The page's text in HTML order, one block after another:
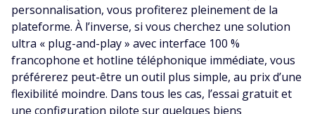
personnalisation, vous profiterez pleinement de la
plateforme. À l’inverse, si vous cherchez une solution
ultra « plug-and-play » avec interface 100 %
francophone et hotline téléphonique immédiate, vous
préférerez peut-être un outil plus simple, au prix d’une
flexibilité moindre. Dans tous les cas, l’essai gratuit et
une configuration pilote sur quelques biens